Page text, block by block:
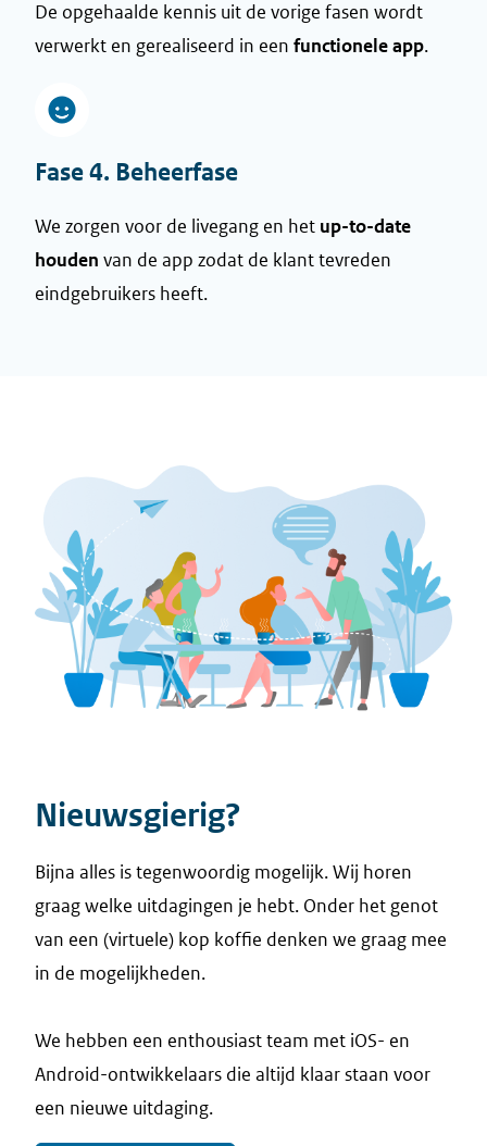
De opgehaalde kennis uit de vorige fasen wordt
verwerkt en gerealiseerd in een functionele app.
Fase 4. Beheerfase
We zorgen voor de livegang en het up-to-date
houden van de app zodat de klant tevreden
eindgebruikers heeft.
Nieuwsgierig?
Bijna alles is tegenwoordig mogelijk. Wij horen
graag welke uitdagingen je hebt. Onder het genot
van een (virtuele) kop koffie denken we graag mee
in de mogelijkheden.
We hebben een enthousiast team met iOS- en
Android-ontwikkelaars die altijd klaar staan voor
een nieuwe uitdaging.